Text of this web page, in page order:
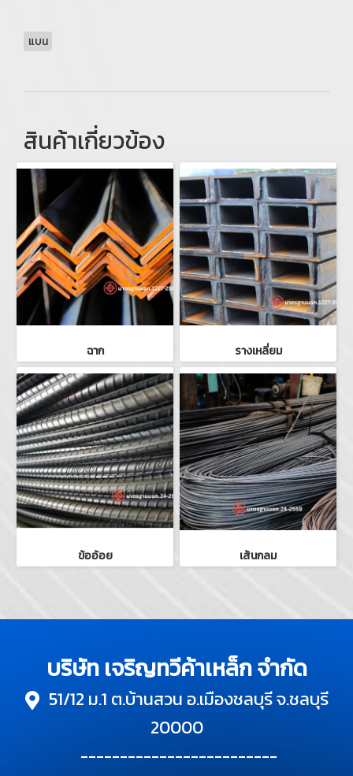
แบน
สินค้าเกี่ยวข้อง
ฉาก รางเหลี่ยม
ข้ออ้อย เส้นกลม
บริษัท เจริญทวีค้าเหล็ก จำกัด
51/12 ม.1 ต.บ้านสวน อ.เมืองชลบุรี จ.ชลบุรี
20000
-------------------------